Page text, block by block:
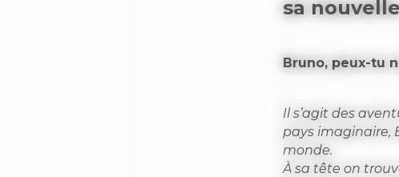
sa
Bruno, peux-tu
Il s’agit des
pays imaginaire,
monde.
À sa tête on